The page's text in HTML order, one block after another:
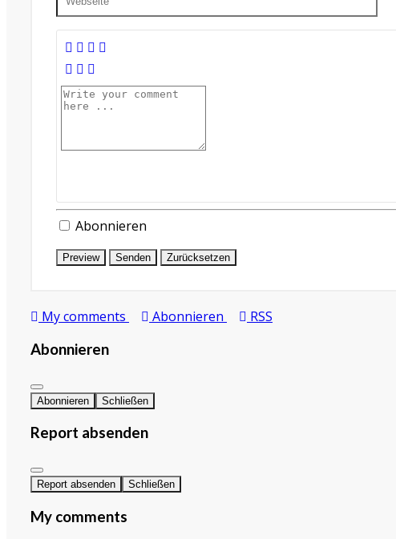
Abonnieren
Preview Senden Zurücksetzen
My comments Abonnieren
RSS
Abonnieren
Abonnieren Schließen
Report absenden
Report absenden Schließen
My comments